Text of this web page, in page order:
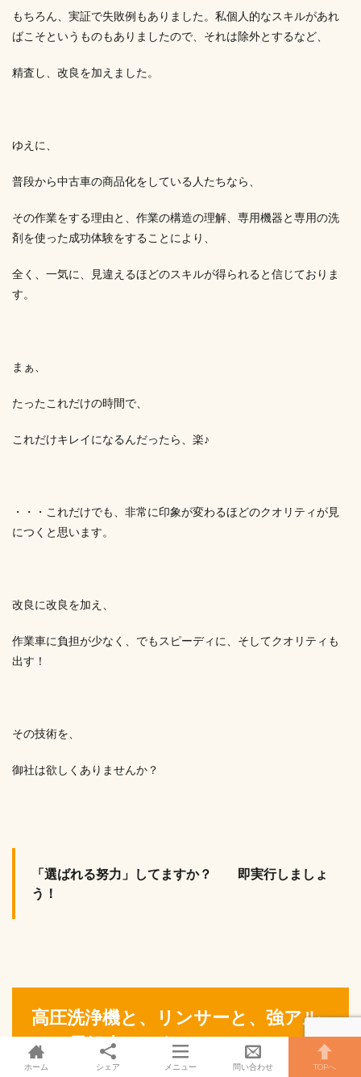
もちろん、実証で失敗例もありました。私個人的なスキルがあれ
ばこそというものもありましたので、それは除外とするなど、
精査し、改良を加えました。
ゆえに、
普段から中古車の商品化をしている人たちなら、
その作業をする理由と、作業の構造の理解、専用機器と専用の洗
剤を使った成功体験をすることにより、
全く、一気に、見違えるほどのスキルが得られると信じておりま
す。
まぁ、
たったこれだけの時間で、
これだけキレイになるんだったら、楽♪
・・・これだけでも、非常に印象が変わるほどのクオリティが見
につくと思います。
改良に改良を加え、
作業車に負担が少なく、でもスピーディに、そしてクオリティも
出す！
その技術を、
御社は欲しくありませんか？
「選ばれる努力」してますか？ 即実行しましょ
う！
高圧洗浄機と、リンサーと、強アル
カリ電解水という、
『ルークリ』に不可欠な機器のメー
ホーム シェア メニュー 問い合わせ TOPへ